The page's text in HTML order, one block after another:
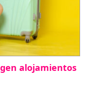
alojamientos